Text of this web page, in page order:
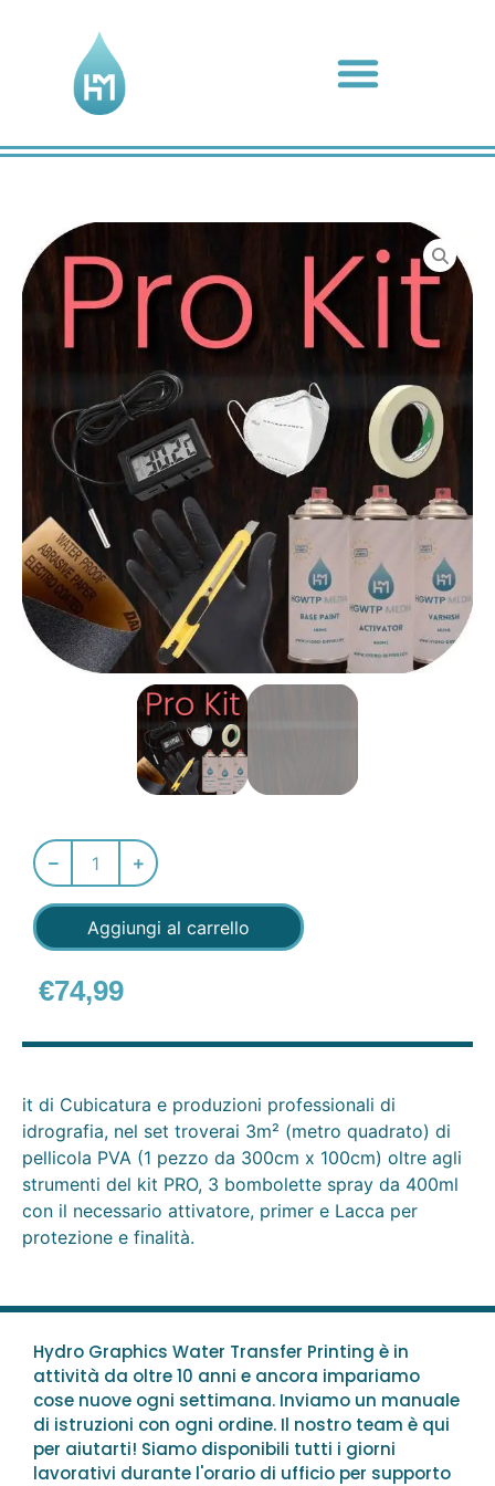
Aggiungi al carrello
€74,99
it di Cubicatura e produzioni professionali di
idrografia, nel set troverai 3m² (metro quadrato) di
pellicola PVA (1 pezzo da 300cm x 100cm) oltre agli
strumenti del kit PRO, 3 bombolette spray da 400ml
con il necessario attivatore, primer e Lacca per
protezione e finalità.
Hydro Graphics Water Transfer Printing è in
attività da oltre 10 anni e ancora impariamo
cose nuove ogni settimana. Inviamo un manuale
di istruzioni con ogni ordine. Il nostro team è qui
per aiutarti! Siamo disponibili tutti i giorni
lavorativi durante l'orario di ufficio per supporto